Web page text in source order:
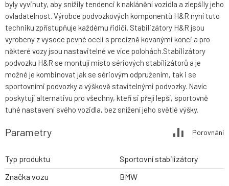
byly vyvinuty, aby snížily tendenci k naklánění vozidla a zlepšily jeho
ovladatelnost. Výrobce podvozkových komponentů H&R nyní tuto
techniku zpřístupňuje každému řidiči. Stabilizátory H&R jsou
vyrobeny z vysoce pevné oceli s precizně kovanými konci a pro
některé vozy jsou nastavitelné ve více polohách.Stabilizátory
podvozku H&R se montují místo sériových stabilizátorů a je
možné je kombinovat jak se sériovým odpružením, tak i se
sportovními podvozky a výškově stavitelnými podvozky. Navíc
poskytují alternativu pro všechny, kteří si přejí lepší, sportovně
tuhé nastavení svého vozidla, bez snížení jeho světlé výšky.
Parametry Porovnání
Typ produktu
Sportovní stabilizátory
Značka vozu
BMW